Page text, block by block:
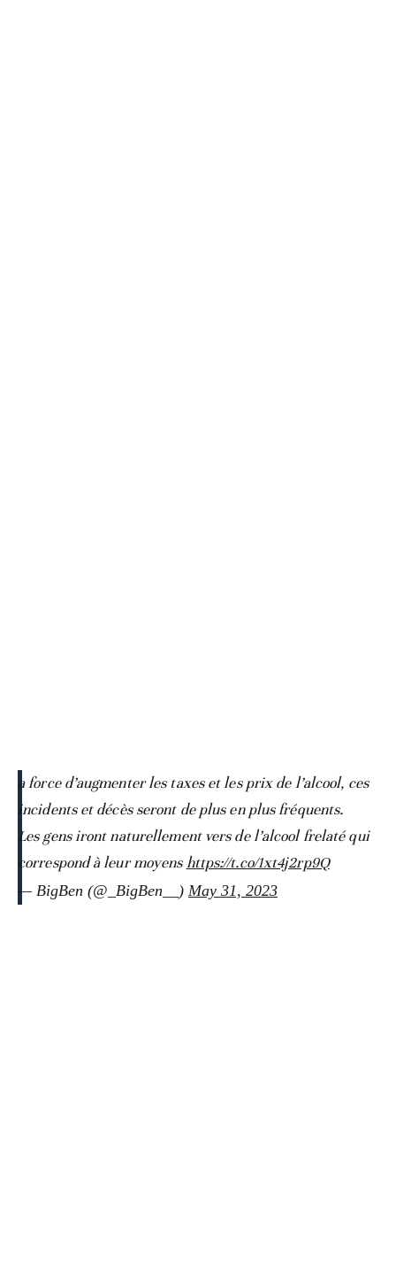
a force d’augmenter les taxes et les prix de l’alcool, ces
incidents et décès seront de plus en plus fréquents.
Les gens iront naturellement vers de l’alcool frelaté qui
correspond à leur moyenshttps://t.co/1xt4j2rp9Q
— BigBen (@_BigBen__) May 31, 2023